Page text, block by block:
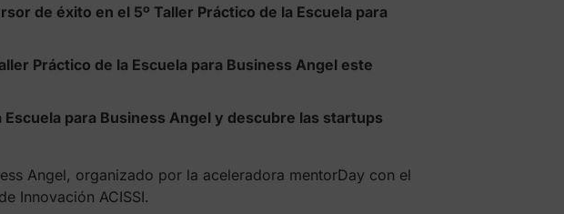
de éxito en el 5º Taller Práctico de la Escuela para
Práctico de la Escuela para Business Angel este
para Business Angel y descubre las startups
Angel, organizado por la aceleradora mentorDay con el
Innovación ACISSI.